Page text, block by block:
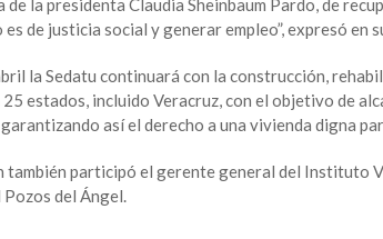
de la presidenta Claudia Sheinbaum Pardo, de
de justicia social y generar empleo”, expresó en
la Sedatu continuará con la construcción,
estados, incluido Veracruz, con el objetivo de
así el derecho a una vivienda digna
también participó el gerente general del Instituto
Pozos del Ángel.